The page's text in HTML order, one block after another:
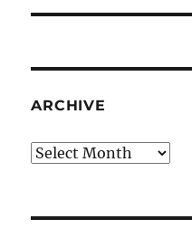
ARCHIVE
Archive